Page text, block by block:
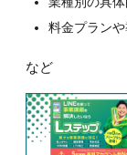
料金プラン
など